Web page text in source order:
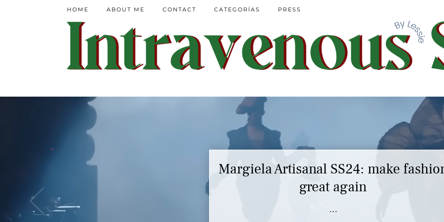
HOME ABOUT ME CONTACT CATEGORÍAS PRESS
Margiela Artisanal SS24: make
great again
…